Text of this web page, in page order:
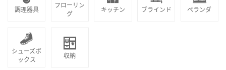
調理器具
フローリン
グ
キッチン ブラインド ベランダ
シューズボ
ックス
収納